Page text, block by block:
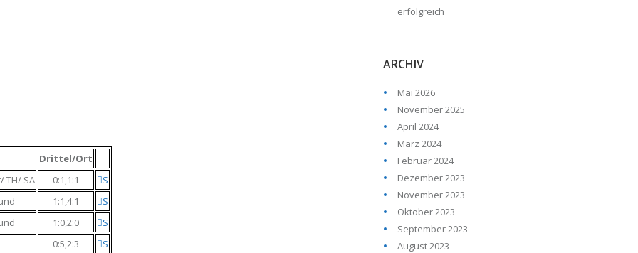
Drittel/Ort
TH/ SA
0:1,1:1
S
1:1,4:1
S
1:0,2:0
S
0:5,2:3
S
erfolgreich
ARCHIV
Mai 2026
November 2025
April 2024
März 2024
Februar 2024
Dezember 2023
November 2023
Oktober 2023
September 2023
August 2023